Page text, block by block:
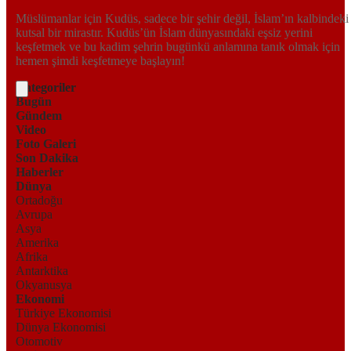
Müslümanlar için Kudüs, sadece bir şehir değil, İslam’ın kalbindeki
kutsal bir mirastır. Kudüs’ün İslam dünyasındaki eşsiz yerini
keşfetmek ve bu kadim şehrin bugünkü anlamına tanık olmak için
hemen şimdi keşfetmeye başlayın!
Kategoriler
Bugün
Gündem
Video
Foto Galeri
Son Dakika
Haberler
Dünya
Ortadoğu
Avrupa
Asya
Amerika
Afrika
Antarktika
Okyanusya
Ekonomi
Türkiye Ekonomisi
Dünya Ekonomisi
Otomotiv